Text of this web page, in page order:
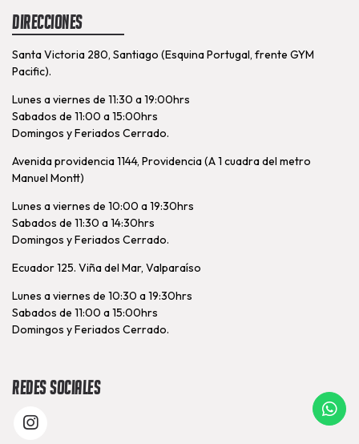
Direcciones
Santa Victoria 280, Santiago (Esquina Portugal, frente GYM
Pacific).
Lunes a viernes de 11:30 a 19:00hrs
Sabados de 11:00 a 15:00hrs
Domingos y Feriados Cerrado.
Avenida providencia 1144, Providencia (A 1 cuadra del metro
Manuel Montt)
Lunes a viernes de 10:00 a 19:30hrs
Sabados de 11:30 a 14:30hrs
Domingos y Feriados Cerrado.
Ecuador 125. Viña del Mar, Valparaíso
Lunes a viernes de 10:30 a 19:30hrs
Sabados de 11:00 a 15:00hrs
Domingos y Feriados Cerrado.
Redes Sociales